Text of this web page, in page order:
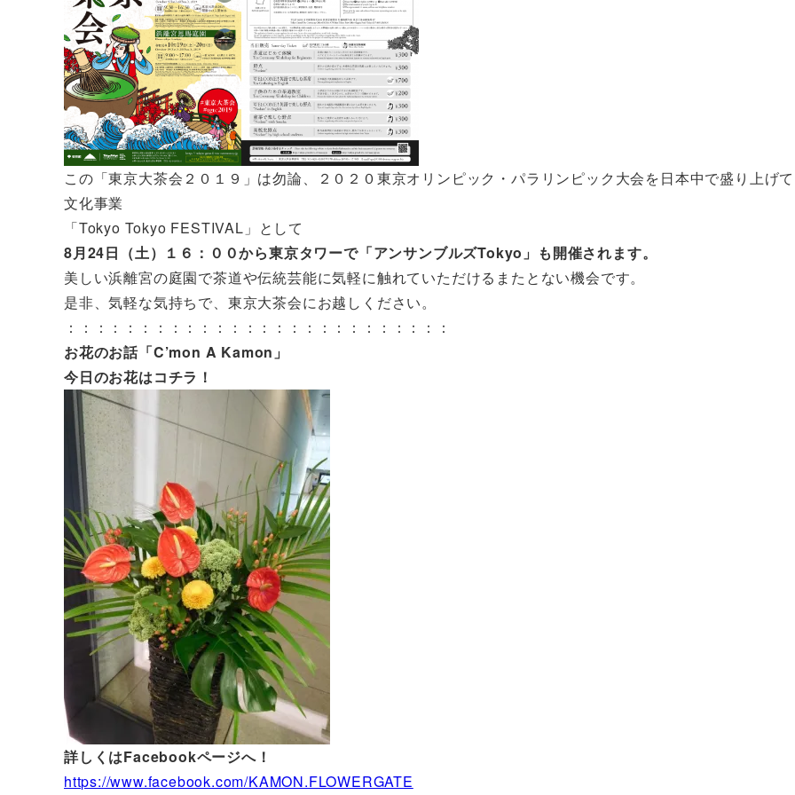
この「東京大茶会２０１９」は勿論、２０２０東京オリンピック・パラリンピック大会を日本中で盛り上げ
文化事業
「Tokyo Tokyo FESTIVAL」として
8月24日（土）１６：００から東京タワーで「アンサンブルズTokyo」も開催されます。
美しい浜離宮の庭園で茶道や伝統芸能に気軽に触れていただけるまたとない機会です。
是非、気軽な気持ちで、東京大茶会にお越しください。
：：：：：：：：：：：：：：：：：：：：：：：：：：
お花のお話「C’mon A Kamon」
今日のお花はコチラ！
詳しくはFacebookページへ！
https://www.facebook.com/KAMON.FLOWERGATE